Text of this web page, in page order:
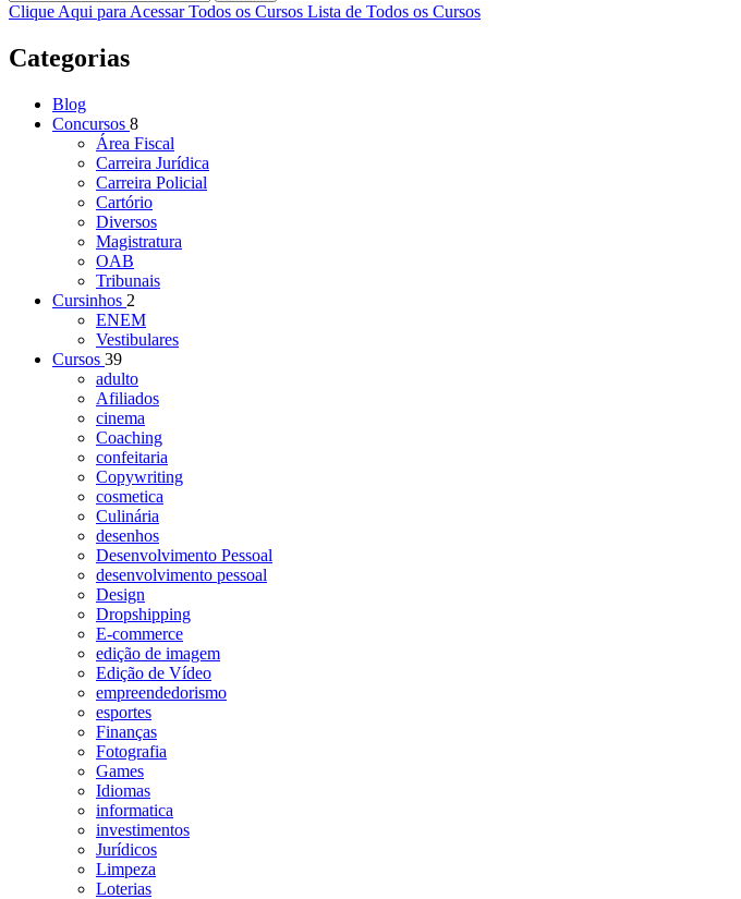
Clique Aqui para Acessar Todos os Cursos Lista de Todos os Cursos
Categorias
Blog
Concursos 8
Área Fiscal
Carreira Jurídica
Carreira Policial
Cartório
Diversos
Magistratura
OAB
Tribunais
Cursinhos 2
ENEM
Vestibulares
Cursos 39
adulto
Afiliados
cinema
Coaching
confeitaria
Copywriting
cosmetica
Culinária
desenhos
Desenvolvimento Pessoal
desenvolvimento pessoal
Design
Dropshipping
E-commerce
edição de imagem
Edição de Vídeo
empreendedorismo
esportes
Finanças
Fotografia
Games
Idiomas
informatica
investimentos
Jurídicos
Limpeza
Loterias